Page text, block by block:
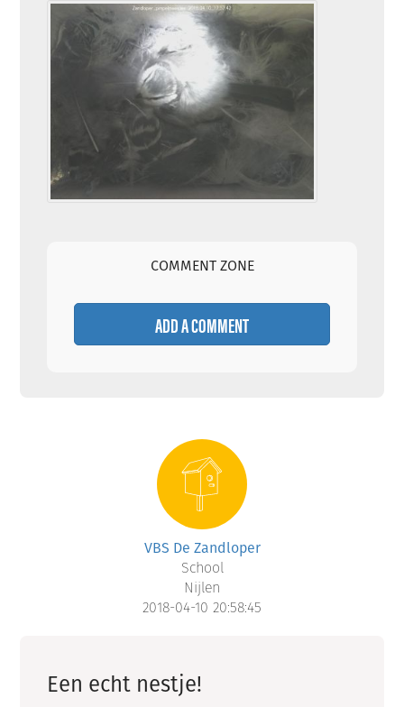
COMMENT ZONE
ADD A COMMENT
VBS De Zandloper
School
Nijlen
2018-04-10 20:58:45
Een echt nestje!